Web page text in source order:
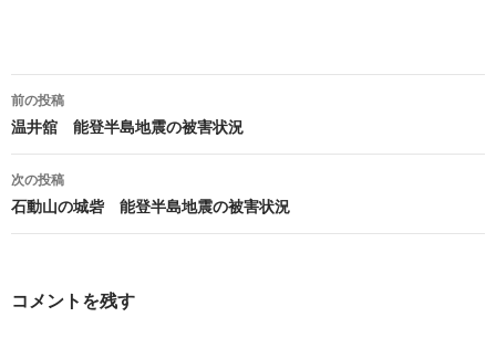
投
稿
ナ
ビ
ゲ
前の投稿
温井舘 能登半島地震の被害状況
次の投稿
石動山の城砦 能登半島地震の被害状況
コメントを残す